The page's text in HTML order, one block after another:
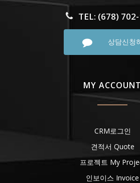
TEL: (678)
상담신청
MY ACCOUNT
CRM로그인
견적서 Quote
프로젝트 My
인보이스 Invoice